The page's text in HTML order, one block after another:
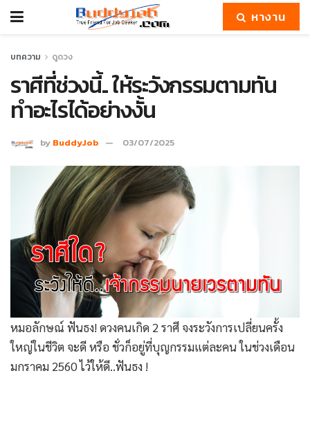
หางาน
บทความ ดูดวง
ราศีที่ช่วงนี้.. ให้ระวังกรรมตามทัน
ทำอะไรได้อย่างงั้น
by BuddyJob 03/07/2025
หมอลักษณ์ ฟันธง! ดวงคนเกิด 2 ราศี จงระวังการเปลี่ยนครั้ง
ใหญ่ในชีวิต จะดี หรือ ชั่วก็อยู่ที่บุญกรรมแต่ละคน ในช่วงเดือน
มกราคม 2560 ไว้ให้ดี..ฟันธง !